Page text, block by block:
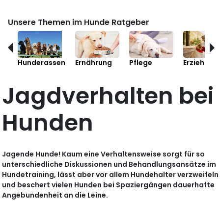
Unsere Themen im Hunde Ratgeber
Hunderassen Ernährung Pflege Erziehung
Jagdverhalten bei
Hunden
Jagende Hunde! Kaum eine Verhaltensweise sorgt für so
unterschiedliche Diskussionen und Behandlungsansätze im
Hundetraining, lässt aber vor allem Hundehalter verzweifeln
und beschert vielen Hunden bei Spaziergängen dauerhafte
Angebundenheit an die Leine.